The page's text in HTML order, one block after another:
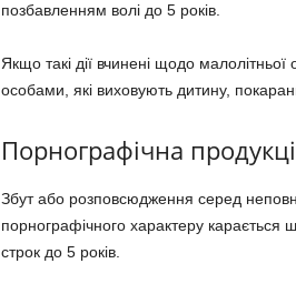
позбавленням волі до 5 років.
Якщо такі дії вчинені щодо
особами, які виховують дитину,
Порнографічна
Збут або розповсюдження серед
порнографічного характеру
строк до 5 років.